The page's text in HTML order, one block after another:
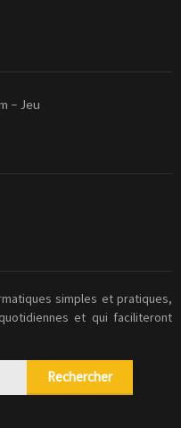
– Jeu
simples et pratiques,
et qui faciliteront